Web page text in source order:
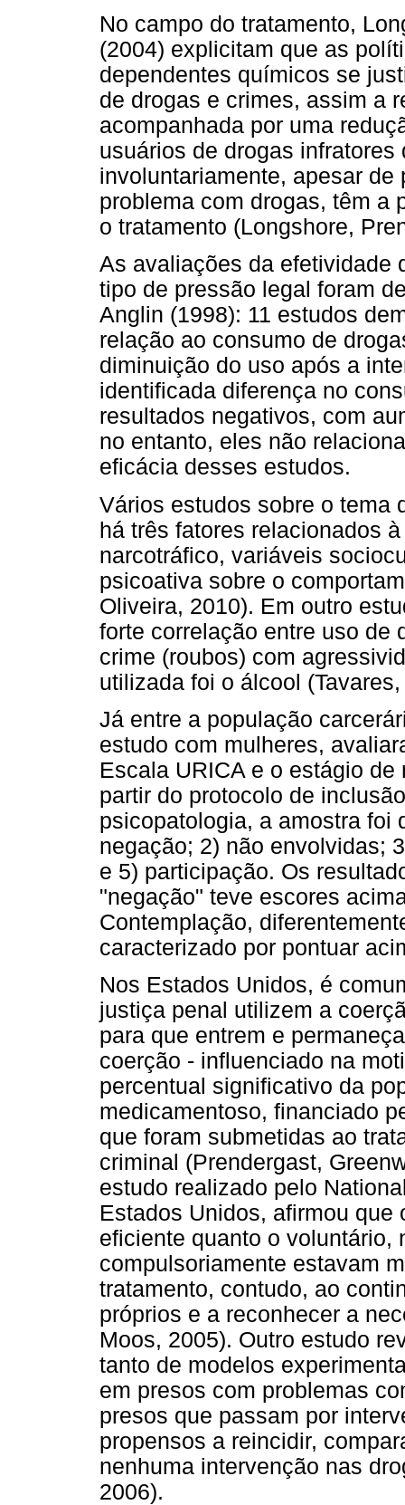
No campo do tratamento,
(2004) explicitam que as
dependentes químicos se
de drogas e crimes, assim a
acompanhada por uma
usuários de drogas
involuntariamente, apesar
problema com drogas, têm a
o tratamento (Longshore,
As avaliações da efetividade
tipo de pressão legal foram
Anglin (1998): 11 estudos
relação ao consumo de
diminuição do uso após a
identificada diferença no
resultados negativos, com
no entanto, eles não
eficácia desses estudos.
Vários estudos sobre o tema
há três fatores relacionados
narcotráfico, variáveis
psicoativa sobre o
Oliveira, 2010). Em outro
forte correlação entre uso de
crime (roubos) com
utilizada foi o álcool
Já entre a população
estudo com mulheres,
Escala URICA e o estágio
partir do protocolo de
psicopatologia, a amostra foi
negação; 2) não envolvidas;
e 5) participação. Os
"negação" teve escores
Contemplação,
caracterizado por pontuar
Nos Estados Unidos, é
justiça penal utilizem a
para que entrem e
coerção - influenciado na
percentual significativo da
medicamentoso, financiado
que foram submetidas ao
criminal (Prendergast,
estudo realizado pelo
Estados Unidos, afirmou
eficiente quanto o
compulsoriamente estavam
tratamento, contudo, ao
próprios e a reconhecer a
Moos, 2005). Outro estudo
tanto de modelos
em presos com problemas
presos que passam por
propensos a reincidir,
nenhuma intervenção nas
2006).